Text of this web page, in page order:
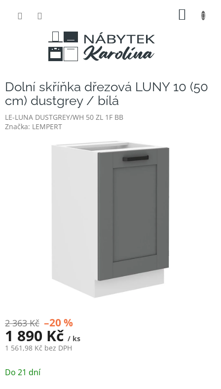
Dolní skříňka dřezová LUNY 10 (50
cm) dustgrey / bílá
LE-LUNA DUSTGREY/WH 50 ZL 1F BB
Značka: LEMPERT
2 363 Kč –20 %
1 890 Kč / ks
1 561,98 Kč bez DPH
cena:
Do 21 dní